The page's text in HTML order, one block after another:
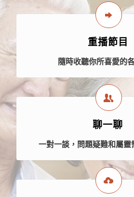
重播節目
隨時收聽你所喜愛的
聊一聊
一對一談，問題疑難和屬靈